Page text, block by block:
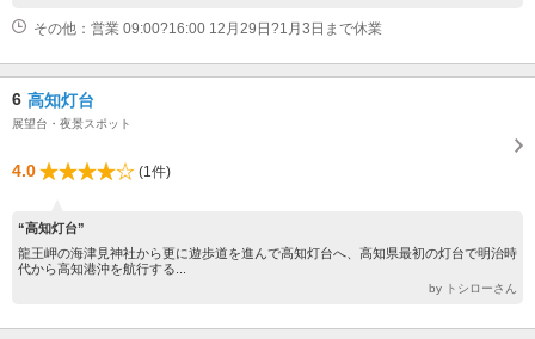
その他：営業 09:00?16:00 12月29日?1月3日まで休業
6 高知灯台
展望台・夜景スポット
4.0 (1件)
“高知灯台”
龍王岬の海津見神社から更に遊歩道を進んで高知灯台へ、高知県最初の灯台で明治時
代から高知港沖を航行する...
by トシローさん